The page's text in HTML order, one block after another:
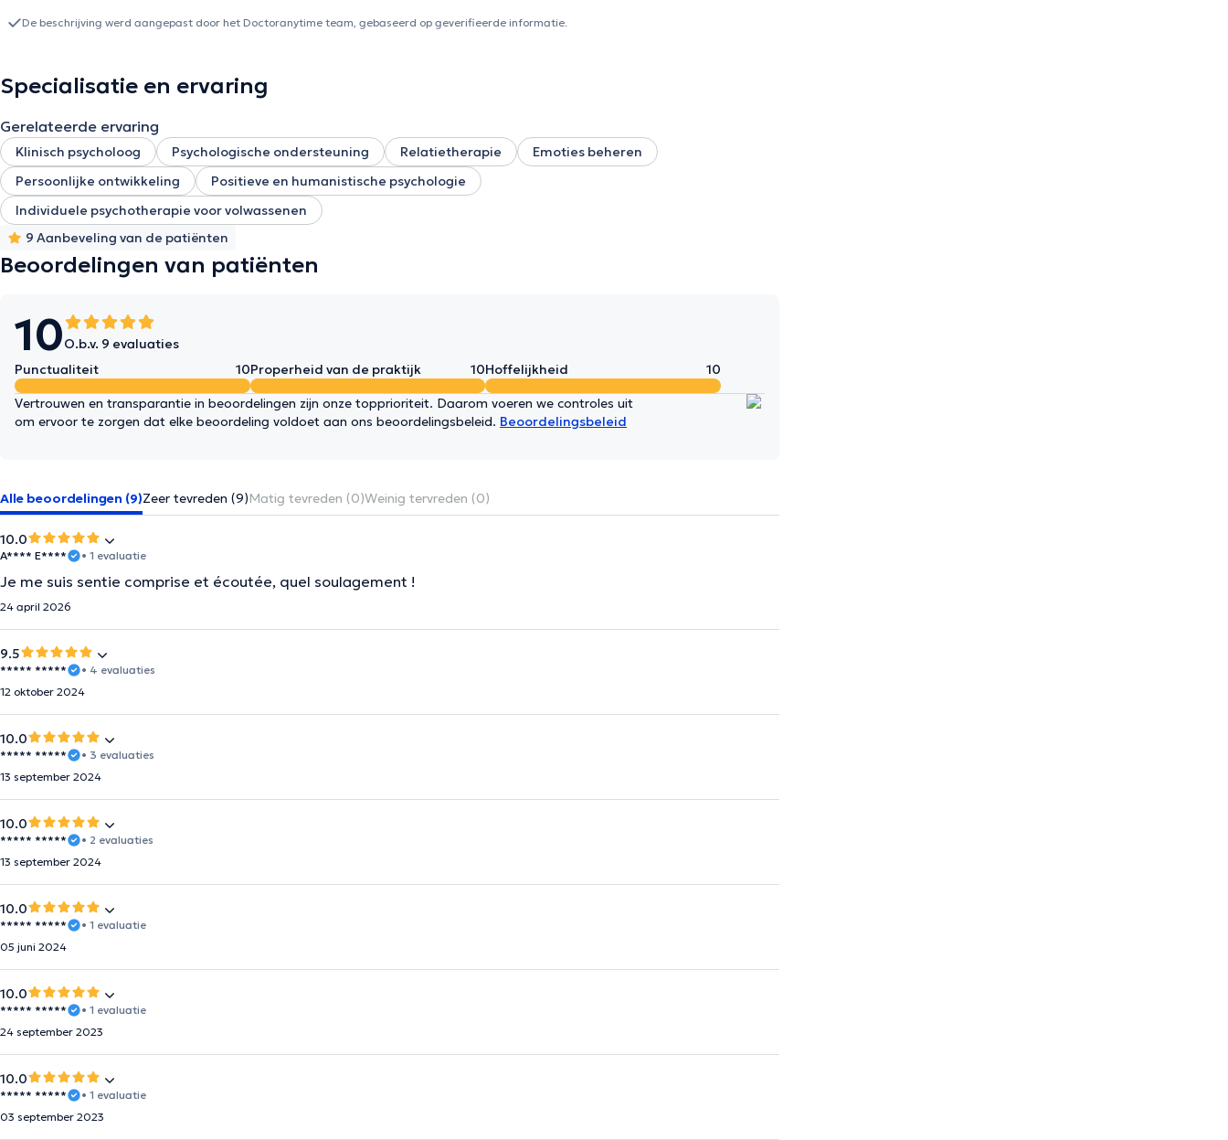
vinden wat het beste bij jullie past. Ondersteuning voor welke vragen? o Problemen en lijden in de relationele, affectieve en
kunnen zijn overweldigende emoties, angst- en depressieve stoornissen, stress, chronische spanningen, stoornissen in het
zelfbeeld, ...
De beschrijving werd aangepast door het Doctoranytime team, gebaseerd op geverifieerde informatie.
Specialisatie en ervaring
Gerelateerde ervaring
Klinisch psycholoog Psychologische ondersteuning Relatietherapie
Emoties beheren
Persoonlijke ontwikkeling
Positieve en humanistische psychologie
Individuele psychotherapie voor volwassenen
9 Aanbeveling van de patiënten
Beoordelingen van patiënten
10O.b.v. 9 evaluaties
Punctualiteit
10Properheid van de praktijk 10Hoffelijkheid 10
Vertrouwen en transparantie in beoordelingen zijn onze topprioriteit. Daarom voeren we controles uit
om ervoor te zorgen dat elke beoordeling voldoet aan ons beoordelingsbeleid. Beoordelingsbeleid
Alle beoordelingen (9)Zeer tevreden (9)Matig tevreden (0)Weinig tervreden (0)
10.0
A**** E**** • 1 evaluatie
Je me suis sentie comprise et écoutée, quel soulagement !
24 april 2026
9.5
***** *****
• 4 evaluaties
12 oktober 2024
10.0
***** *****
• 3 evaluaties
13 september 2024
10.0
***** *****
• 2 evaluaties
13 september 2024
10.0
***** *****
• 1 evaluatie
05 juni 2024
10.0
***** *****
• 1 evaluatie
24 september 2023
10.0
***** *****
• 1 evaluatie
03 september 2023